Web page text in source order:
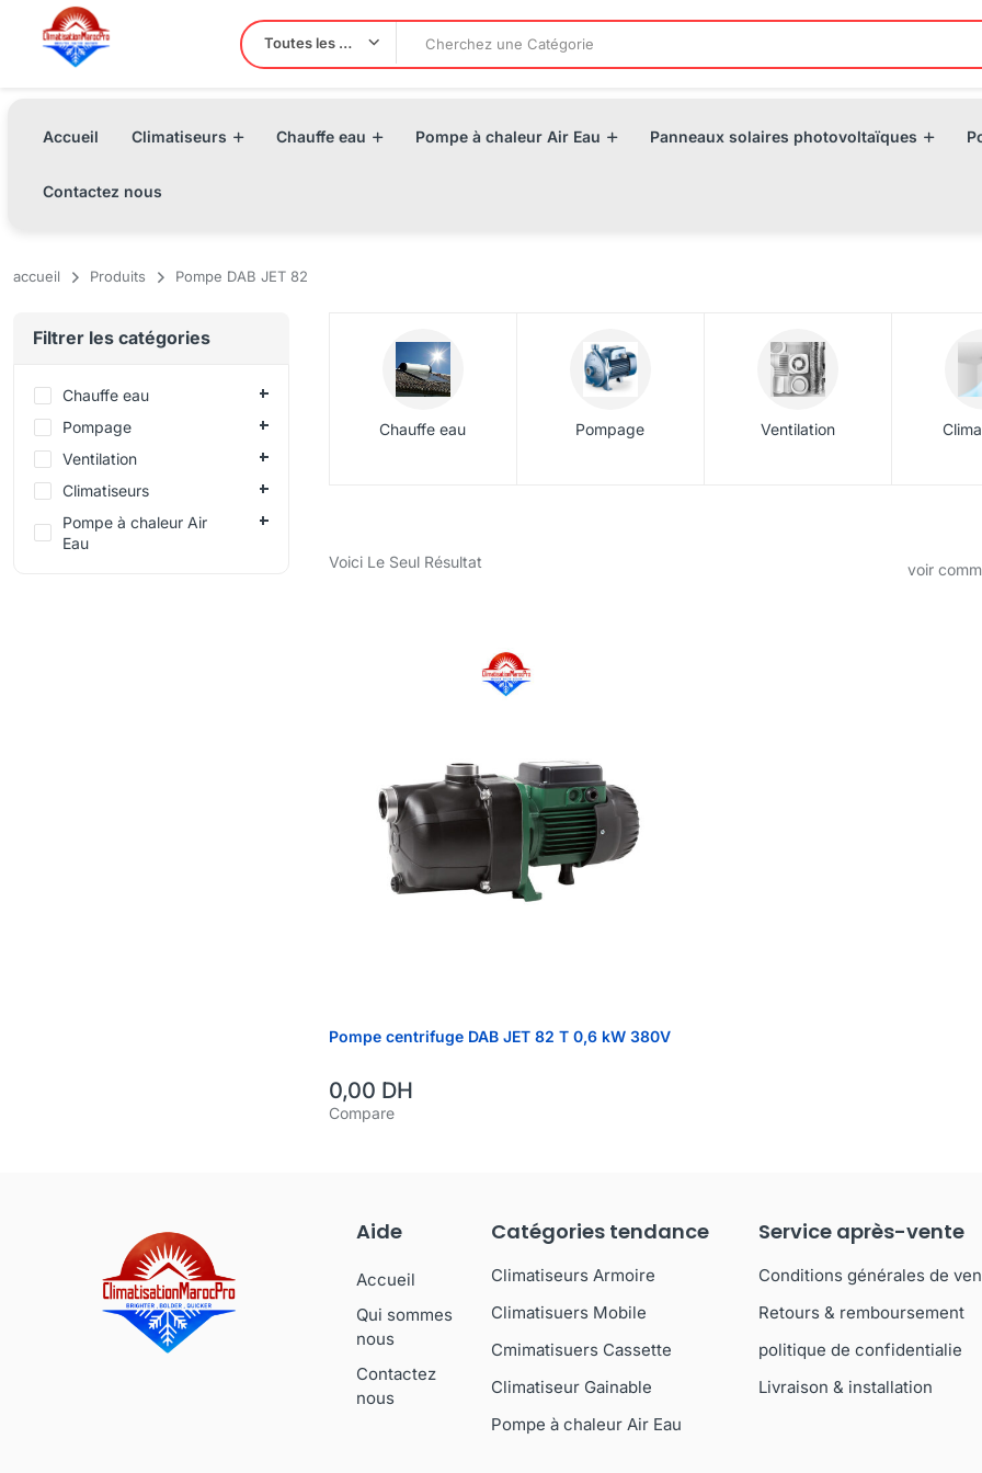
Toutes les Catégories
Accueil Climatiseurs Chauffe eau Pompe à chaleur Air Eau Panneaux solaires photovoltaïques
Contactez nous
accueil Produits Pompe DAB JET 82
Chauffe eau Pompage Ventilation
Voici Le Seul Résultat voir
Pompe centrifuge DAB JET 82 T 0,6 kW 380V
0,00 DH
Compare
Filtrer les catégories
Chauffe eau
Pompage
Ventilation
Climatiseurs
Pompe à chaleur Air
Eau
Aide
Accueil
Qui sommes
nous
Contactez
nous
Catégories tendance
Climatiseurs Armoire
Climatisuers Mobile
Cmimatisuers Cassette
Climatiseur Gainable
Pompe à chaleur Air Eau
Service après-vente
Conditions générales de
Retours & remboursement
politique de confidentialie
Livraison & installation